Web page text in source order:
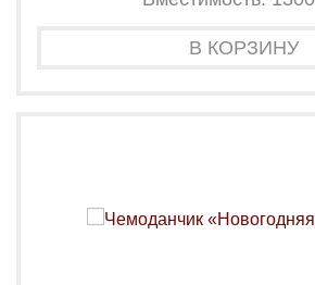
В КОРЗИНУ